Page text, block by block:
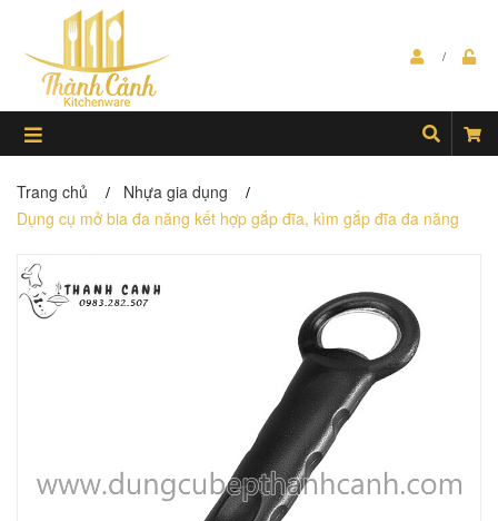
Trang chủ / Nhựa gia dụng /
Dụng cụ mở bia đa năng kết hợp gắp đĩa, kìm gắp đĩa đa năng